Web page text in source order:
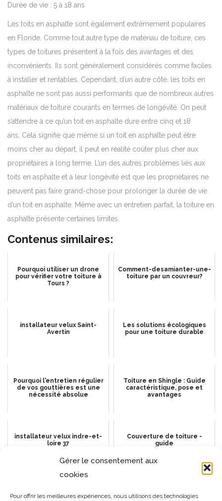
Gérer le consentement aux
cookies
Pour offrir les meilleures expériences, nous utilisons des technologies
Durée de vie : 5 à 18 ans
Les toits en asphalte sont également extrêmement populaires
en Floride. Comme tout autre type de matériau de toiture, ces
types de toitures présentent à la fois des avantages et des
inconvénients. Ils sont généralement considérés comme faciles
à installer et rentables. Cependant, d’un autre côté, les toits en
asphalte ne sont pas aussi performants que de nombreux autres
matériaux de toiture courants en termes de longévité. On peut
s’attendre à ce qu’un toit en asphalte dure entre cinq et 18
ans. Cela signifie que même si un toit en asphalte peut être
moins cher au départ, il peut en réalité coûter plus cher aux
propriétaires à long terme. L’un des autres problèmes liés aux
toits en asphalte et à leur longévité est que les propriétaires ne
peuvent pas faire grand-chose pour prolonger la durée de vie
d’un toit en asphalte. Même avec un entretien parfait, la toiture en
asphalte présente certaines limites.
Contenus similaires:
Pourquoi utiliser un drone
pour vérifier votre toiture à
Tours ?
Comment-desamianter-une-
toiture par un couvreur?
installateur velux Saint-
Avertin
Les solutions écologiques
pour une toiture durable
Pourquoi l'entretien régulier
de vos gouttières est une
nécessité absolue
Toiture en Shingle : Guide
caractéristique, pose et
avantages
installateur velux indre-et-
loire 37
Couverture de toiture -
guide
canal sur chevron triangulaire
outils pour des travaux de